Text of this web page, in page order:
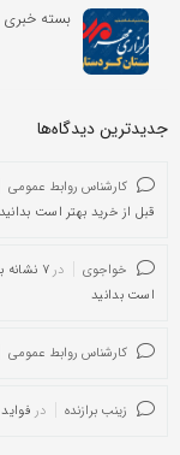
بسته خبری ۲۲ تیرماه استان کردستان
جدیدترین دیدگاه‌‌ها
کارشناس روابط عمومی
قبل از خرید بهتر است بدانید
خواجوی در
۷
است بدانید
کارشناس روابط عمومی
زینب برازنده در